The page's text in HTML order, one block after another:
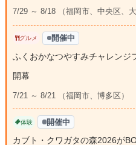
7/29 ～ 8/18 （福岡市、中央区、大
グルメ 開催中
ふくおかなつやすみチャレンジ
開幕
7/21 ～ 8/21 （福岡市、博多区）
体験 開催中
カブト・クワガタの森2026が